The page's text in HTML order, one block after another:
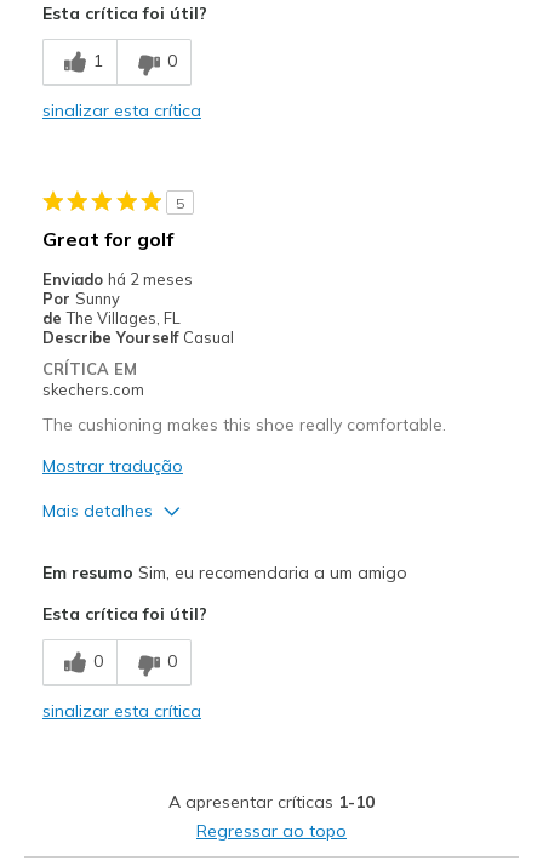
Contras
Need Break In
Width
Feels true to width
Sizing
View On Shoes
Esta crítica foi útil?
1 0
sinalizar esta crítica
5
Great for golf
Enviado há 2 meses
Por Sunny
de The Villages, FL
Describe Yourself Casual
CRÍTICA EM
skechers.com
The cushioning makes this shoe really comfortable.
Mostrar tradução
Mais detalhes
Comfortable
Width
Sizing
Feels true to size
Em resumo Sim, eu recomendaria a um amigo
Esta crítica foi útil?
0 0
sinalizar esta crítica
A apresentar críticas 1-10
Regressar ao topo